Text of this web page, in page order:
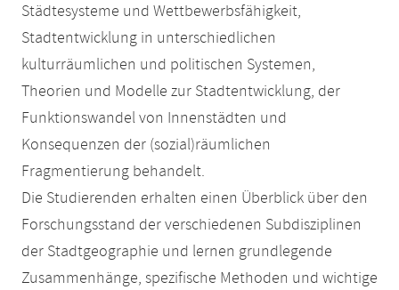
Städtesysteme und Wettbewerbsfähigkeit,
Stadtentwicklung in unterschiedlichen
kulturräumlichen und politischen Systemen,
Theorien und Modelle zur Stadtentwicklung, der
Funktionswandel von Innenstädten und
Konsequenzen der (sozial)räumlichen
Fragmentierung behandelt.
Die Studierenden erhalten einen Überblick über den
Forschungsstand der verschiedenen Subdisziplinen
der Stadtgeographie und lernen grundlegende
Zusammenhänge, spezifische Methoden und wichtige